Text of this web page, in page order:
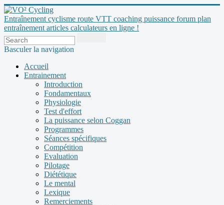
Entraînement cyclisme route VTT coaching puissance forum plan
entraînement articles calculateurs en ligne !
Basculer la navigation
Accueil
Entrainement
Introduction
Fondamentaux
Physiologie
Test d'effort
La puissance selon Coggan
Programmes
Séances spécifiques
Compétition
Evaluation
Pilotage
Diététique
Le mental
Lexique
Remerciements